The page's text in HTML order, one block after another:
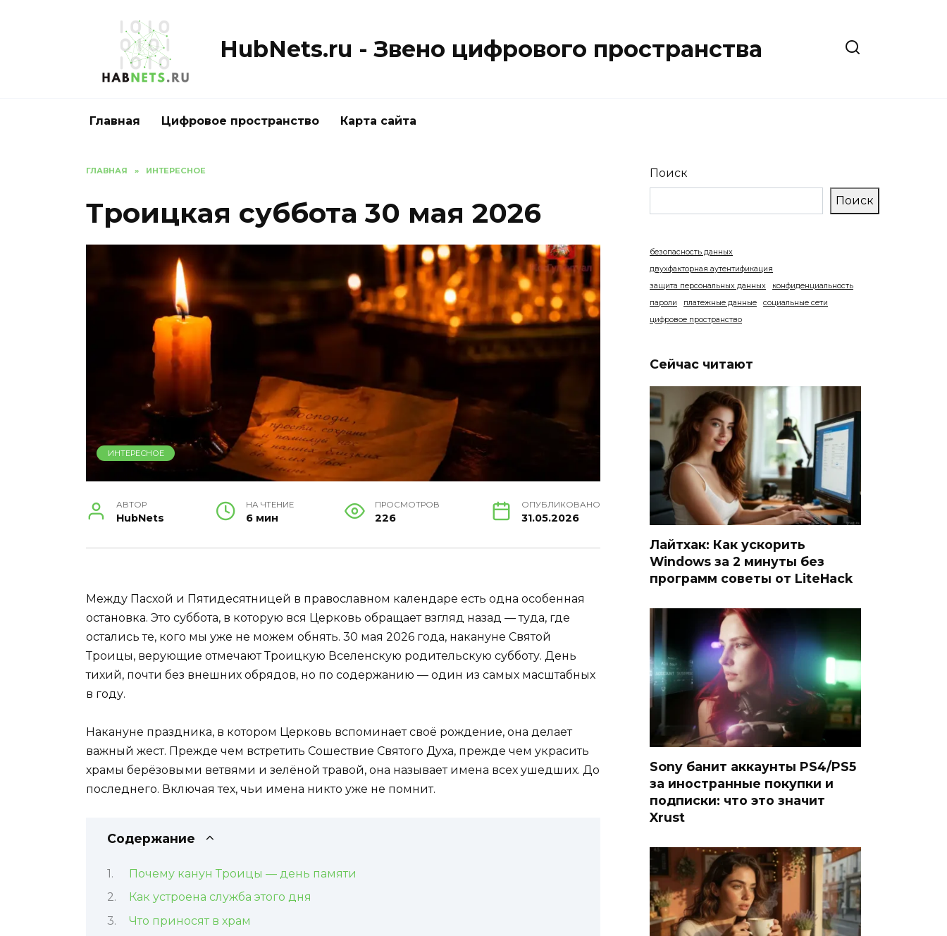
HubNets.ru - Звено цифрового пространства
Главная Цифровое пространство Карта сайта
ГЛАВНАЯ » ИНТЕРЕСНОЕ
Троицкая суббота 30 мая 2026
ИНТЕРЕСНОЕ
АВТОР
HubNets
НА ЧТЕНИЕ
6 мин
ПРОСМОТРОВ
226
ОПУБЛИКОВАНО
31.05.2026
Между Пасхой и Пятидесятницей в православном календаре есть одна особенная
остановка. Это суббота, в которую вся Церковь обращает взгляд назад — туда, где
остались те, кого мы уже не можем обнять. 30 мая 2026 года, накануне Святой
Троицы, верующие отмечают Троицкую Вселенскую родительскую субботу. День
тихий, почти без внешних обрядов, но по содержанию — один из самых масштабных
в году.
Накануне праздника, в котором Церковь вспоминает своё рождение, она делает
важный жест. Прежде чем встретить Сошествие Святого Духа, прежде чем украсить
храмы берёзовыми ветвями и зелёной травой, она называет имена всех ушедших. До
последнего. Включая тех, чьи имена никто уже не помнит.
Содержание
Почему канун Троицы — день памяти
Как устроена служба этого дня
Что приносят в храм
Поиск
Поиск
безопасность данных
двухфакторная аутентификация
защита персональных данных
конфиденциальность
пароли
платежные данные
социальные сети
цифровое пространство
Сейчас читают
Лайтхак: Как ускорить
Windows за 2 минуты без
программ советы от LiteHack
Sony банит аккаунты PS4/PS5
за иностранные покупки и
подписки: что это значит
Xrust